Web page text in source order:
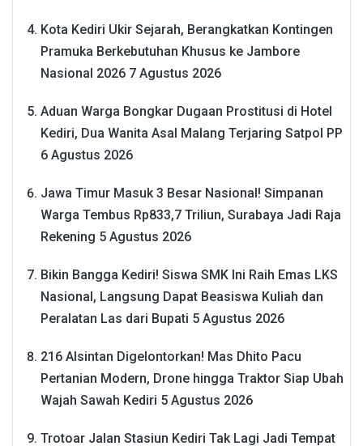
Kota Kediri Ukir Sejarah, Berangkatkan Kontingen
Pramuka Berkebutuhan Khusus ke Jambore
Nasional 2026 7 Agustus 2026
Aduan Warga Bongkar Dugaan Prostitusi di Hotel
Kediri, Dua Wanita Asal Malang Terjaring Satpol PP
6 Agustus 2026
Jawa Timur Masuk 3 Besar Nasional! Simpanan
Warga Tembus Rp833,7 Triliun, Surabaya Jadi Raja
Rekening 5 Agustus 2026
Bikin Bangga Kediri! Siswa SMK Ini Raih Emas LKS
Nasional, Langsung Dapat Beasiswa Kuliah dan
Peralatan Las dari Bupati 5 Agustus 2026
216 Alsintan Digelontorkan! Mas Dhito Pacu
Pertanian Modern, Drone hingga Traktor Siap Ubah
Wajah Sawah Kediri 5 Agustus 2026
Trotoar Jalan Stasiun Kediri Tak Lagi Jadi Tempat